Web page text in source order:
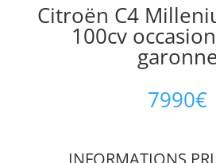
Citroën C4
100cv
7990€